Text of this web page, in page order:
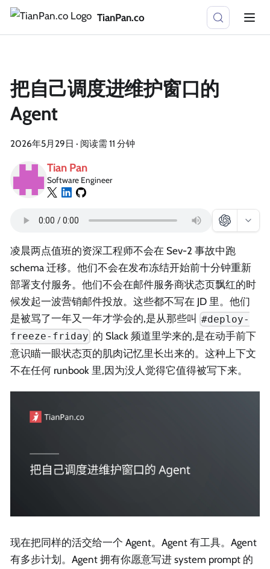
TianPan.co
把自己调度进维护窗口的
Agent
2026年5月29日 · 阅读需 11 分钟
Tian Pan
Software Engineer
凌晨两点值班的资深工程师不会在 Sev-2 事故中跑
schema 迁移。他们不会在发布冻结开始前十分钟重新
部署支付服务。他们不会在邮件服务商状态页飘红的时
候发起一波营销邮件投放。这些都不写在 JD 里。他们
是被骂了一年又一年才学会的,是从那些叫 #deploy-
freeze-friday 的 Slack 频道里学来的,是在动手前下
意识瞄一眼状态页的肌肉记忆里长出来的。这种上下文
不在任何 runbook 里,因为没人觉得它值得被写下来。
现在把同样的活交给一个 Agent。Agent 有工具。Agent
有多步计划。Agent 拥有你愿意写进 system prompt 的